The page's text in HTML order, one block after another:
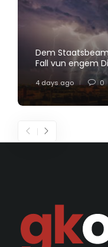
Dem
Fall vun engem
4 days ago 0